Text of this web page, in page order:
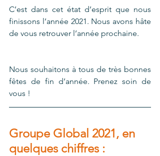
C’est dans cet état d’esprit que nous
finissons l’année 2021. Nous avons hâte
de vous retrouver l’année prochaine.
Nous souhaitons à tous de très bonnes
fêtes de fin d’année. Prenez soin de
vous !
Groupe Global 2021, en
quelques chiffres :